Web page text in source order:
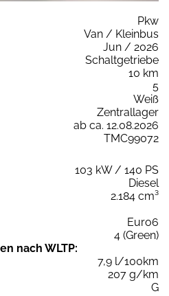
Pkw
Van / Kleinbus
Jun / 2026
Schaltgetriebe
10 km
5
Weiß
Zentrallager
ab ca. 12.08.2026
TMC99072
103 kW / 140 PS
Diesel
2.184 cm³
Euro6
4 (Green)
nach WLTP:
7,9 l/100km
207 g/km
G